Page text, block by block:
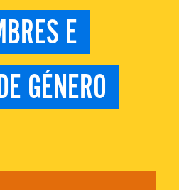
E
GÉNERO